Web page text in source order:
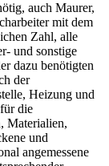
auch Maurer,
mit dem
Zahl, alle
und sonstige
dazu benötigten
der
Heizung und
die
Materialien,
und
angemessene